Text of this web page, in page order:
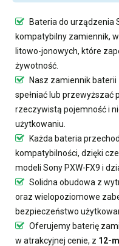
Bateria do urządzenia
kompatybilny zamiennik,
litowo-jonowych, które
żywotność.
Nasz zamiennik baterii
spełniać lub przewyższać
rzeczywistą pojemność i
użytkowaniu.
Każda bateria
kompatybilności, dzięki
modeli Sony PXW-FX9 i
Solidna obudowa z
oraz wielopoziomowe
bezpieczeństwo
Oferujemybaterię
w atrakcyjnej cenie, z 12-